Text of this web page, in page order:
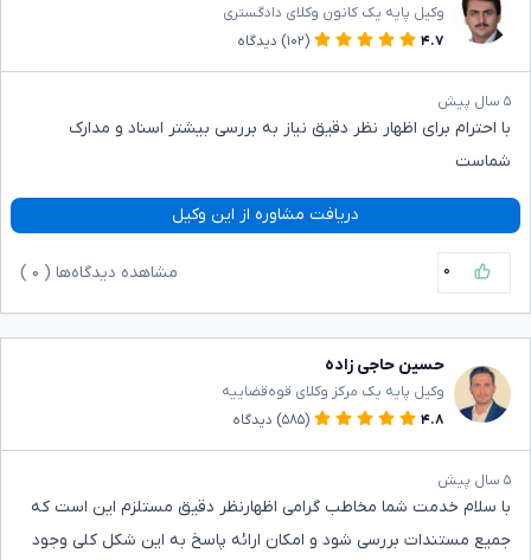
وکیل پایه یک کانون وکلای دادگستری
۴.۷
(۱۰۲) دیدگاه
۵ سال پیش
با احترام برای اظهار نظر دقیق نیاز به بررسی بیشتر اسناد و مدارک
شماست
دریافت مشاوره از این وکیل
۰ مشاهده دیدگاه‌ها ( ۰
حسین حاجی زاده
وکیل پایه یک مرکز وکلای قوه‌قضاییه
۴.۸
(۵۸۵) دیدگاه
۵ سال پیش
با سلام خدمت شما مخاطب گرامی اظهارنظر دقیق مستلزم این است که
جمیع مستندات بررسی شود و امکان ارائه پاسخ به این شکل کلی وجود